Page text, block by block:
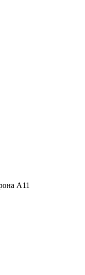
A11